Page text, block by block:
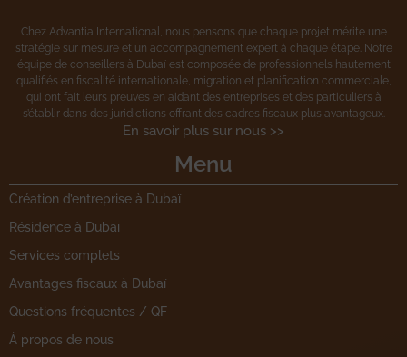
Chez Advantia International, nous pensons que chaque projet mérite une
stratégie sur mesure et un accompagnement expert à chaque étape. Notre
équipe de conseillers à Dubaï est composée de professionnels hautement
qualifiés en fiscalité internationale, migration et planification commerciale,
qui ont fait leurs preuves en aidant des entreprises et des particuliers à
s’établir dans des juridictions offrant des cadres fiscaux plus avantageux.
En savoir plus sur nous >>
Menu
Création d’entreprise à Dubaï
Résidence à Dubaï
Services complets
Avantages fiscaux à Dubaï
Questions fréquentes / QF
À propos de nous